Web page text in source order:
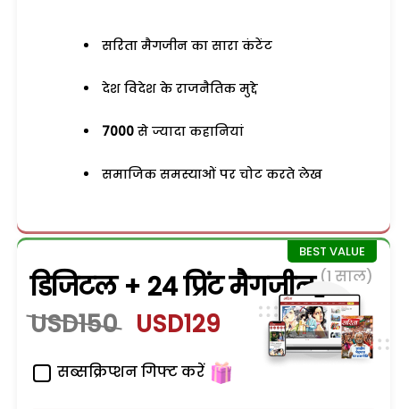
सरिता मैगजीन का सारा कंटेंट
देश विदेश के राजनैतिक मुद्दे
7000 से ज्यादा कहानियां
समाजिक समस्याओं पर चोट करते लेख
डिजिटल + 24 प्रिंट मैगजीन (1 साल)
USD150 USD129
सब्सक्रिप्शन गिफ्ट करें